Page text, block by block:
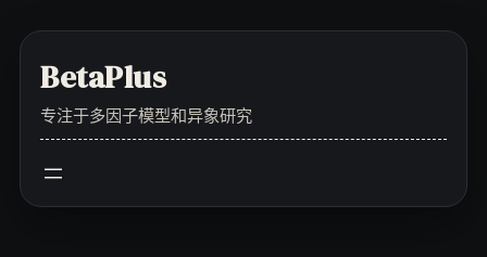
contentBetaPlus
专注于多因子模型和异象研究